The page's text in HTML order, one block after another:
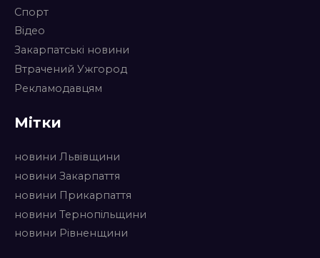
Спорт
Відео
Закарпатські новини
Втрачений Ужгород
Рекламодавцям
Мітки
новини Львівщини
новини Закарпаття
новини Прикарпаття
новини Тернопільщини
новини Рівненщини